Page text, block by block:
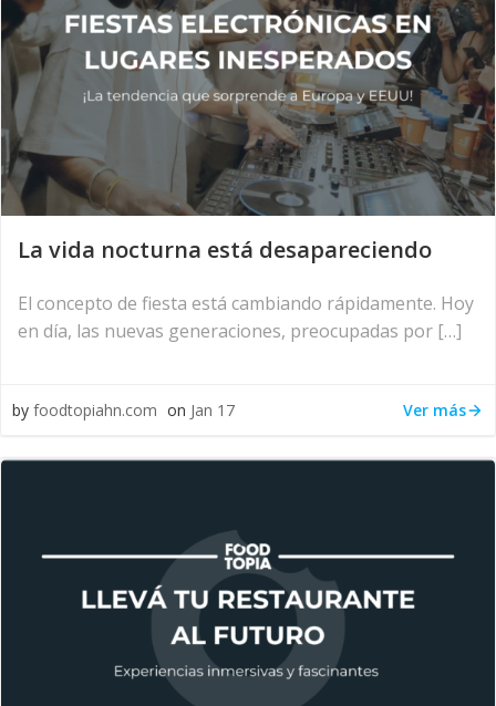
La vida nocturna está desapareciendo
El concepto de fiesta está cambiando rápidamente. Hoy
en día, las nuevas generaciones, preocupadas por […]
by foodtopiahn.com on Jan 17 Ver más